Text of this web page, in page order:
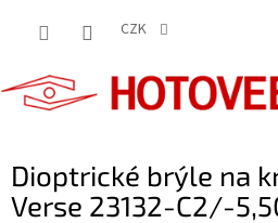
CZK
Dioptrické brýle na
Verse 23132-C2/-